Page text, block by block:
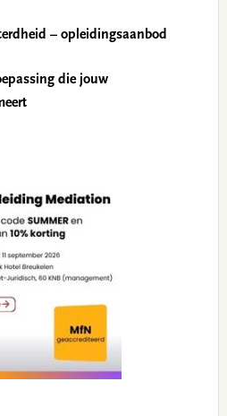
– opleidingsaanbod
die jouw